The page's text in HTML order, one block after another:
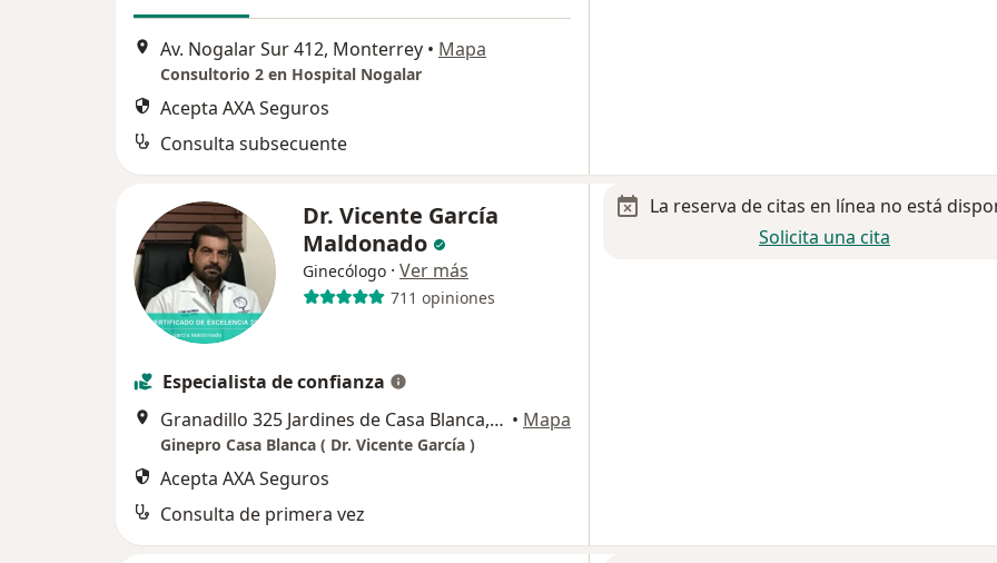
Av. Nogalar Sur 412, Monterrey • Mapa
Consultorio 2 en Hospital Nogalar
Acepta AXA Seguros
Consulta subsecuente
Dr. Vicente García
Maldonado
Ginecólogo · Ver más
711 opiniones
Especialista de confianza
Granadillo 325 Jardines de Casa Blanca, San Nicolás de los Garza • Mapa
Ginepro Casa Blanca ( Dr. Vicente García )
Acepta AXA Seguros
Consulta de primera vez
La reserva de citas en línea no está
Solicita una cita